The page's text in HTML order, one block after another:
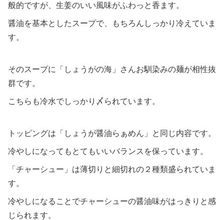
般的ですが、生姜のいい風味がふわっと香ます。
醤油を基本としたスープで、もちろんしっかり冷えていま
す。
そのスープに「しょうがの海」さんお馴染みの麺が相性抜
群です。
こちらも冷水でしっかり〆られています。
トッピングは「しょうが醤油らぁめん」と同じ内容です。
冷やしになってもとてもいいバランスを保っています。
「チャーシュー」は薄切りと細切れの２種類盛られていま
す。
冷やしになることでチャーシューの醤油味がはっきりと感
じられます。